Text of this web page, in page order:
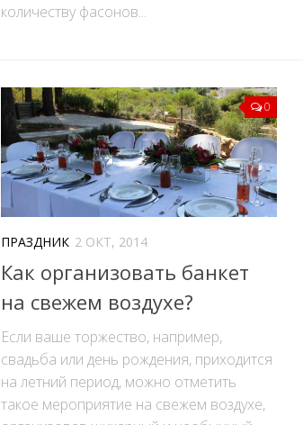
количеству фасонов...
0
ПРАЗДНИК 2 ОКТ, 2014
Как организовать банкет
на свежем воздухе?
Если ваше торжество, например,
свадьба или день рождения, приходится
на летний период, можно отметить
такое мероприятие на свежем воздухе,